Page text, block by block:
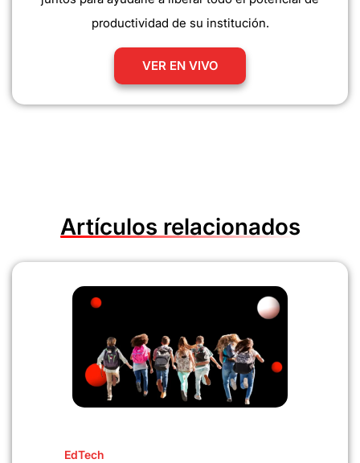
productividad de su institución.
VER EN VIVO
Artículos relacionados
EdTech